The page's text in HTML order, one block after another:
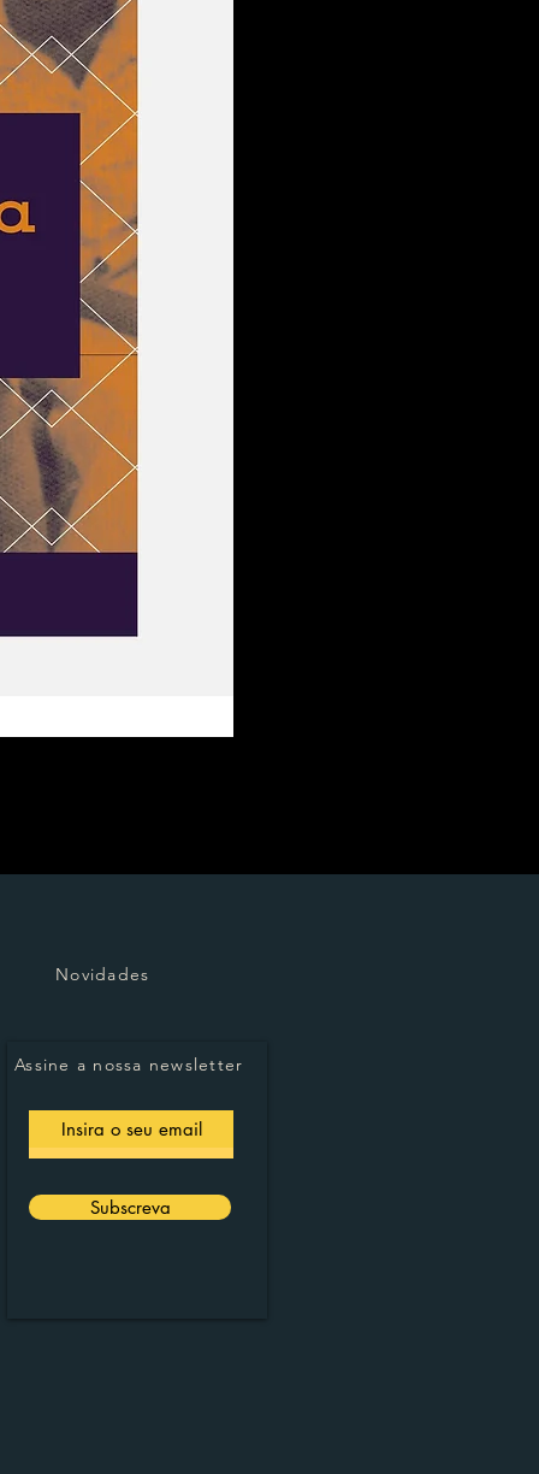
Novidades
Assine a nossa newsletter
Subscreva